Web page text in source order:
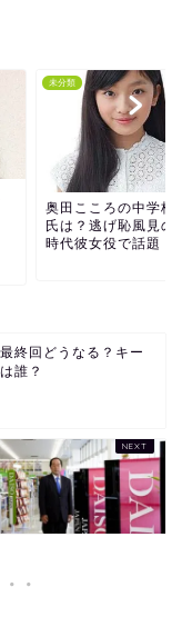
未分類
奥田こころの中学校
氏は？逃げ恥風見の
時代彼女役で話題！
終回どうなる？キー
誰？